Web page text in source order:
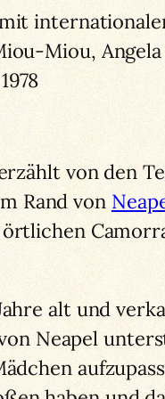
Miou,
von den
Rand von
alt und
Neapel